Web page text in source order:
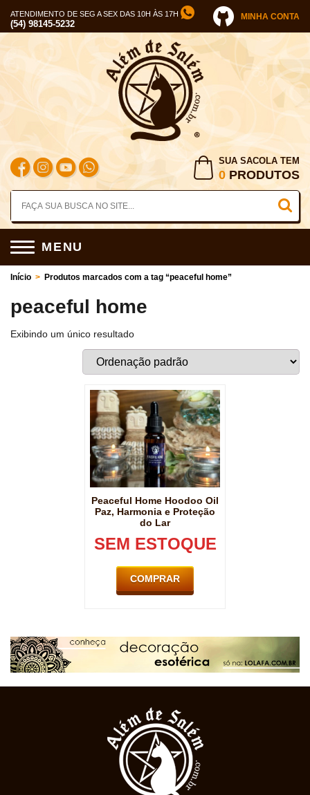
ATENDIMENTO DE SEG A SEX DAS 10H ÀS 17H
(54) 98145-5232
MINHA CONTA
SUA SACOLA TEM
0 PRODUTOS
MENU
Início > Produtos marcados com a tag “peaceful home”
peaceful home
Exibindo um único resultado
Peaceful Home Hoodoo Oil
Paz, Harmonia e Proteção
do Lar
SEM ESTOQUE
COMPRAR